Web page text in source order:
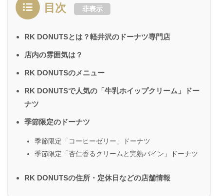
目次 非表示
RK DONUTSとは？軽井沢のドーナツ専門店
店内の雰囲気は？
RK DONUTSのメニュー
RK DONUTSで人気の「牛乳ホイップクリーム」ドー
ナツ
季節限定のドーナツ
季節限定「コーヒーゼリー」ドーナツ
季節限定「杏仁香るクリームと完熟パイン」ドーナツ
RK DONUTSの住所・定休日などの店舗情報